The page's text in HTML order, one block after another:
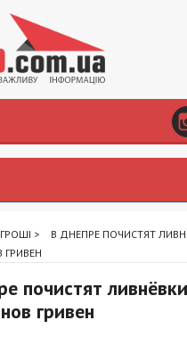
ГРОШІ >
В ДНЕПРЕ ПОЧИСТЯТ
почистят
гривен